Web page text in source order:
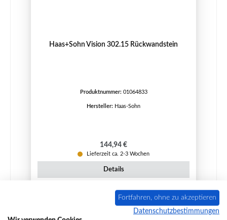
Haas+Sohn Vision 302.15 Rückwandstein
Produktnummer: 01064833
Hersteller: Haas-Sohn
Regulärer Preis:
144,94 €
Lieferzeit ca. 2-3 Wochen
Details
Fortfahren, ohne zu akzeptieren
Datenschutzbestimmungen